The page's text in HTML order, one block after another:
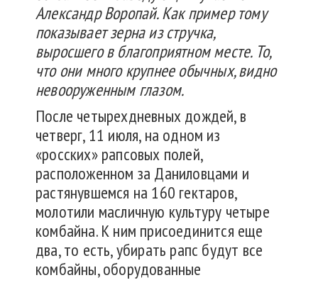
Александр Воропай. Как пример тому
показывает зерна из стручка,
выросшего в благоприятном месте. То,
что они много крупнее обычных, видно
невооруженным глазом.
После четырехдневных дождей, в
четверг, 11 июля, на одном из
«росских» рапсовых полей,
расположенном за Даниловцами и
растянувшемся на 160 гектаров,
молотили масличную культуру четыре
комбайна. К ним присоединится еще
два, то есть, убирать рапс будут все
комбайны, оборудованные